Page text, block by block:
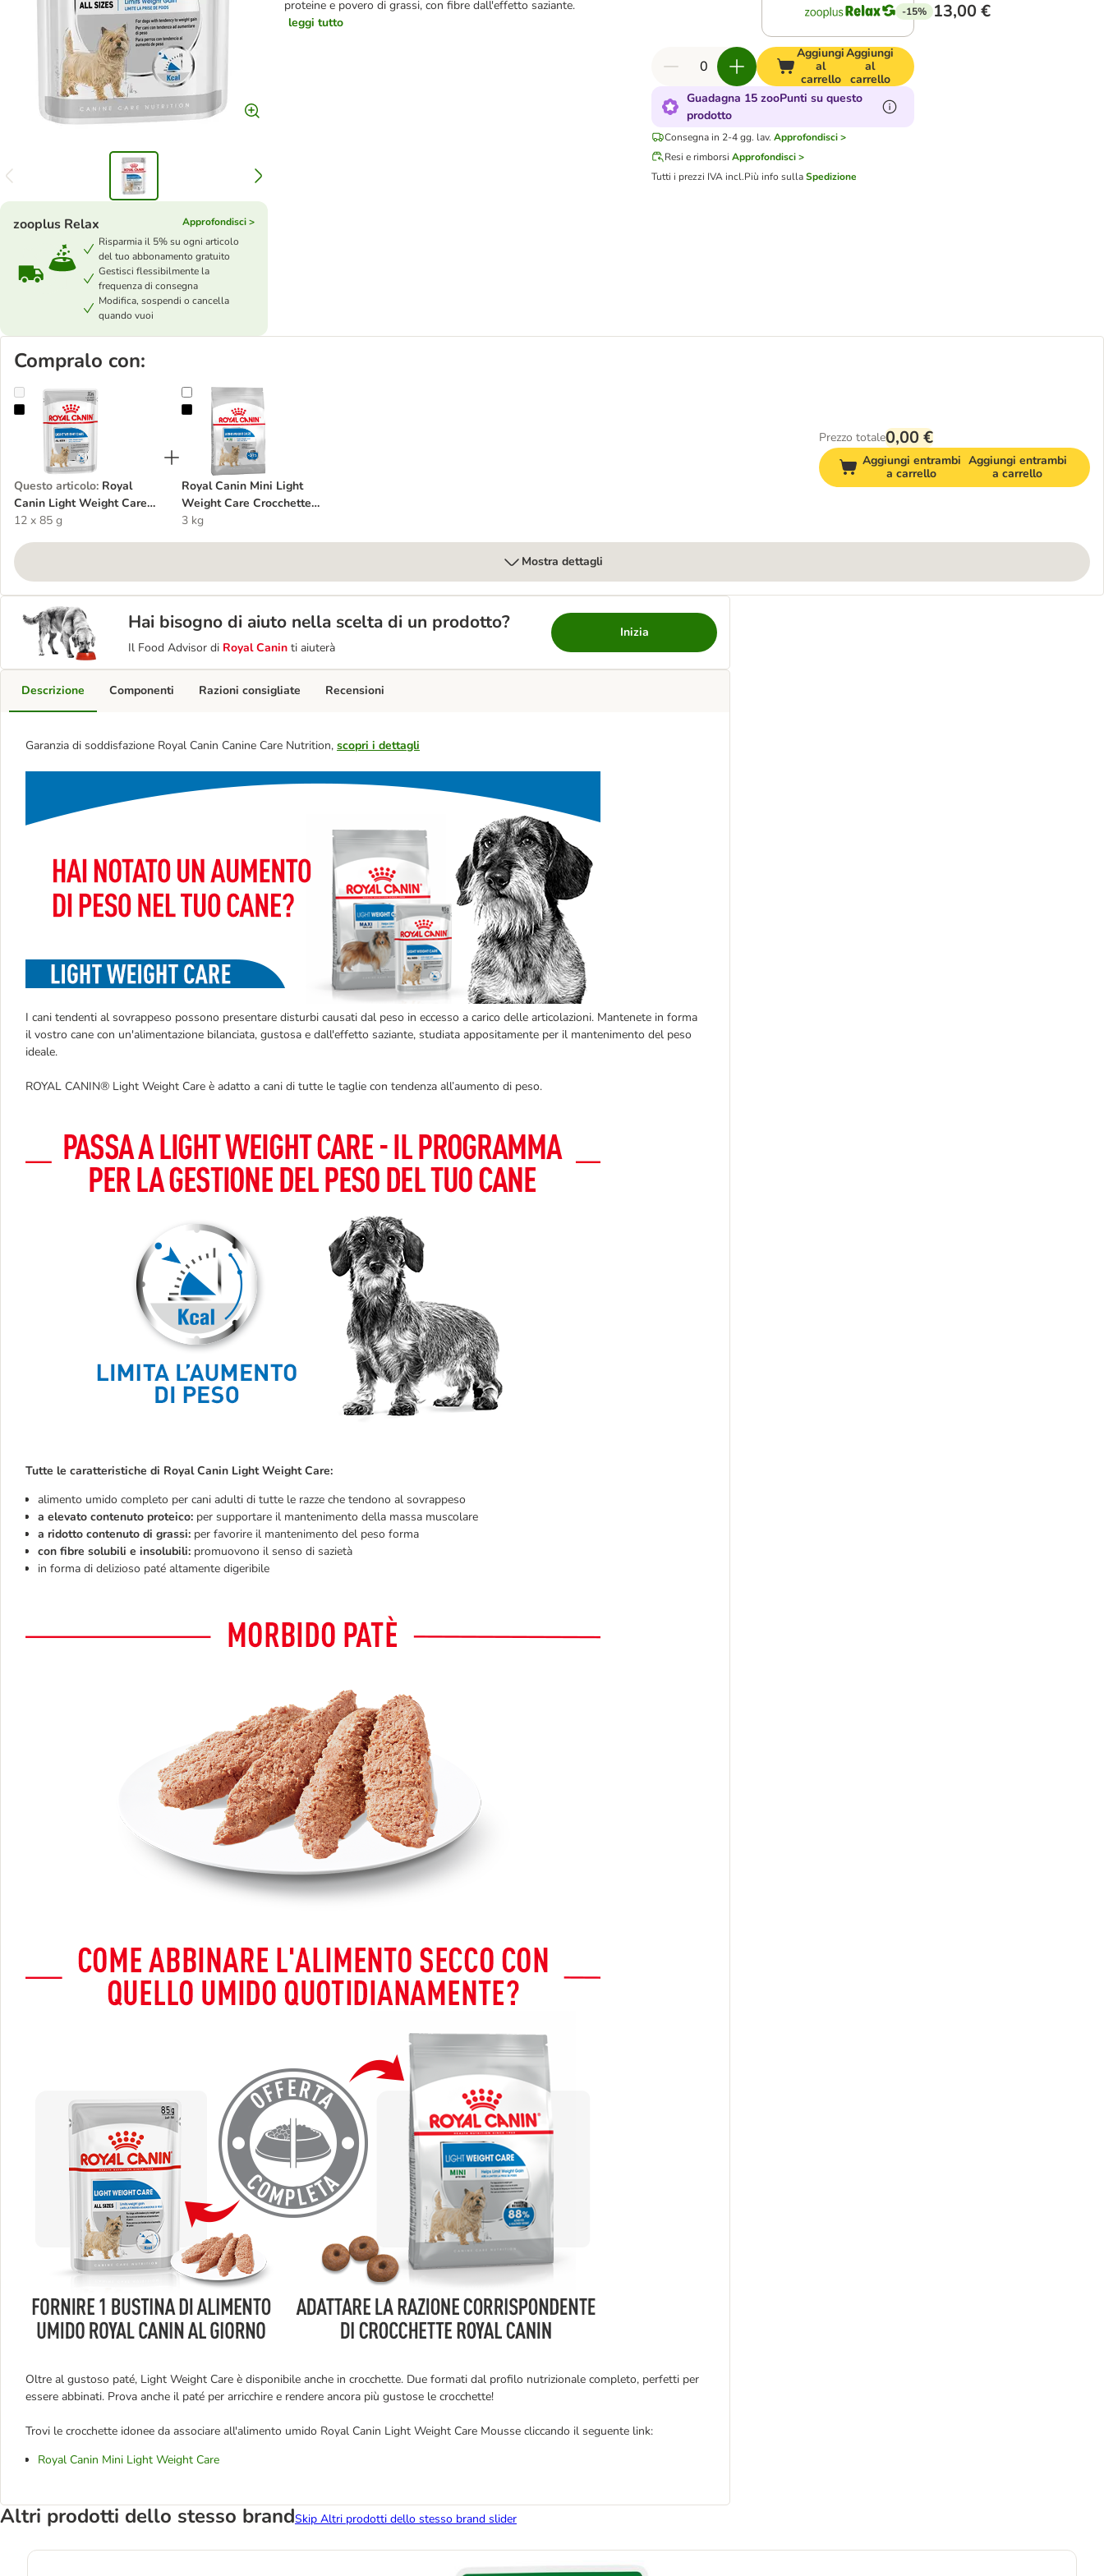
proteine e povero di grassi, con fibre dall'effetto saziante.
leggi tutto
zooplus Relax
Approfondisci >
Risparmia il 5% su ogni articolo
del tuo abbonamento gratuito
Gestisci flessibilmente la
frequenza di consegna
Modifica, sospendi o cancella
quando vuoi
-15% 13,00 €
Aggiungi
al
carrello
Aggiungi
al
carrello
Guadagna 15 zooPunti su questo
prodotto
Consegna in 2-4 gg. lav. Approfondisci >
Resi e rimborsi Approfondisci >
Tutti i prezzi IVA incl.Più info sullaSpedizione
Compralo con:
Royal Canin Light Weight Care umido per cane
Questo articolo: Royal
Canin Light Weight Care
umido per cane
12 x 85 g
Royal Canin Mini Light Weight Care Crocchette per cane
Royal Canin Mini Light
Weight Care Crocchette
per cane
3 kg
Prezzo totale0,00 €
Aggiungi entrambi
a carrello
Aggiungi entrambi
a carrello
Mostra dettagli
Hai bisogno di aiuto nella scelta di un prodotto?
Il Food Advisor di Royal Canin ti aiuterà
Inizia
Descrizione
Garanzia di soddisfazione Royal Canin Canine Care Nutrition, scopri i dettagli
I cani tendenti al sovrappeso possono presentare disturbi causati dal peso in eccesso a carico delle articolazioni. Mantenete in forma
il vostro cane con un'alimentazione bilanciata, gustosa e dall'effetto saziante, studiata appositamente per il mantenimento del peso
ideale.
ROYAL CANIN® Light Weight Care è adatto a cani di tutte le taglie con tendenza all’aumento di peso.
Tutte le caratteristiche di Royal Canin Light Weight Care:
alimento umido completo per cani adulti di tutte le razze che tendono al sovrappeso
a elevato contenuto proteico: per supportare il mantenimento della massa muscolare
a ridotto contenuto di grassi: per favorire il mantenimento del peso forma
con fibre solubili e insolubili: promuovono il senso di sazietà
in forma di delizioso paté altamente digeribile
Oltre al gustoso paté, Light Weight Care è disponibile anche in crocchette. Due formati dal profilo nutrizionale completo, perfetti per
essere abbinati. Prova anche il paté per arricchire e rendere ancora più gustose le crocchette!
Trovi le crocchette idonee da associare all'alimento umido Royal Canin Light Weight Care Mousse cliccando il seguente link:
Royal Canin Mini Light Weight Care
Componenti Razioni consigliate Recensioni
Altri prodotti dello stesso brandSkip Altri prodotti dello stesso brand slider